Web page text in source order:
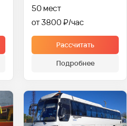
50 мест
от 3800 ₽
Рассчитать
Подробнее